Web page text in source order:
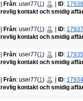
Från: user77(1) ID:
kontakt och smidig
Från: user77(1) ID:
kontakt och smidig
Från: user77(1) ID:
kontakt och smidig
Från: user77(1) ID:
kontakt och smidig